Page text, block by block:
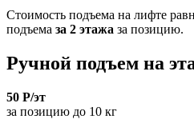
Стоимость подъема на лифте
подъема за 2 этажа за позицию.
Ручной подъем на
50 Р/эт
за позицию до 10 кг